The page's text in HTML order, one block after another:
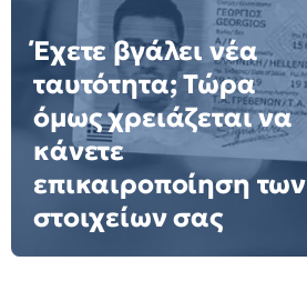
Έχετε βγάλει νέα
ταυτότητα; Τώρα
όμως χρειάζεται να
κάνετε
επικαιροποίηση των
στοιχείων σας